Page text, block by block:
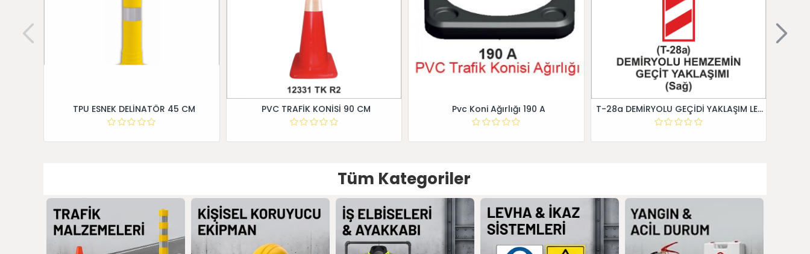
TPU ESNEK DELİNATÖR 45 CM PVC TRAFİK KONİSİ 90 CM Pvc Koni Ağırlığı 190 A T-28a DEMİRYOLU GEÇİDİ YAKLAŞIM LEVHALARI (Sağ)
Tüm Kategoriler